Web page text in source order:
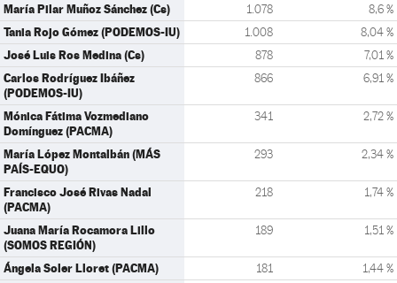
María Pilar Muñoz Sánchez (Cs) 1.078 8,6 %
Tania Rojo Gómez (PODEMOS-IU) 1.008 8,04 %
José Luis Ros Medina (Cs) 878 7,01 %
Carlos Rodríguez Ibáñez
(PODEMOS-IU)
866 6,91 %
Mónica Fátima Vozmediano
Domínguez (PACMA)
341 2,72 %
María López Montalbán (MÁS
PAÍS-EQUO)
293 2,34 %
Francisco José Rivas Nadal
(PACMA)
218 1,74 %
Juana María Rocamora Lillo
(SOMOS REGIÓN)
189 1,51 %
Ángela Soler Lloret (PACMA) 181 1,44 %